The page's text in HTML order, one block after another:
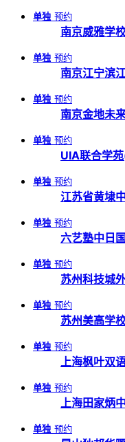
单独 预约
南京威雅学
单独 预约
南京江宁滨
单独 预约
南京金地未
单独 预约
UIA联合学
单独 预约
江苏省黄埭
单独 预约
六艺塾中日
单独 预约
苏州科技城
单独 预约
苏州美高学
单独 预约
上海枫叶双
单独 预约
上海田家炳
单独 预约